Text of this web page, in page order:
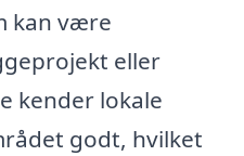
kan være
eller
kender lokale
godt, hvilket